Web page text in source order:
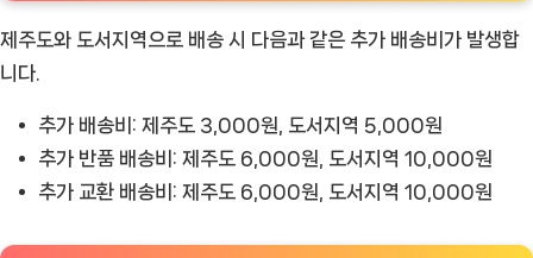
제주도와 도서지역으로 배송 시 다음과 같은 추가 배송비가 발생합
니다.
추가 배송비: 제주도 3,000원, 도서지역 5,000원
추가 반품 배송비: 제주도 6,000원, 도서지역 10,000원
추가 교환 배송비: 제주도 6,000원, 도서지역 10,000원